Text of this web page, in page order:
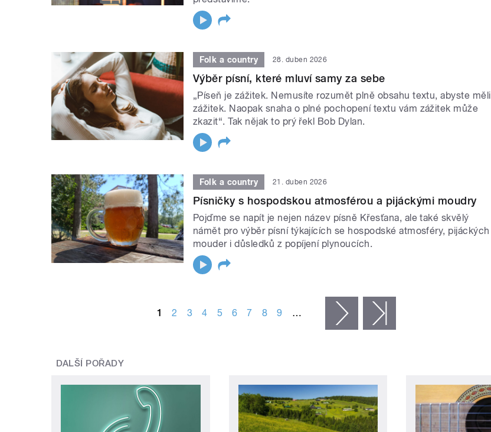
Folk a country 28. duben 2026
Výběr písní, které mluví samy za sebe
„Píseň je zážitek. Nemusíte rozumět plně obsahu textu, abyste měli
zážitek. Naopak snaha o plné pochopení textu vám zážitek může
zkazit“. Tak nějak to prý řekl Bob Dylan.
Folk a country 21. duben 2026
Písničky s hospodskou atmosférou a pijáckými moudry
Pojďme se napít je nejen název písně Křesťana, ale také skvělý
námět pro výběr písní týkajících se hospodské atmosféry, pijáckých
mouder i důsledků z popíjení plynoucích.
1 2 3 4 5 6 7 8 9 … následující ›
DALŠÍ POŘADY